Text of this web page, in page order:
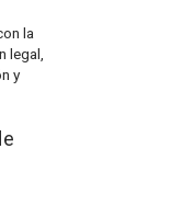
la
legal,
y